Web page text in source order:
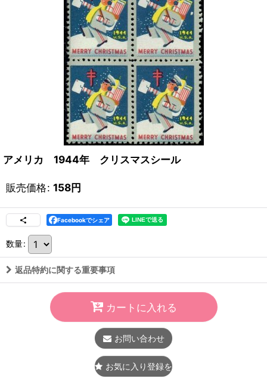
アメリカ 1944年 クリスマスシール
販売価格: 158円
Facebookでシェア
数量:
返品特約に関する重要事項
カートに入れる
お問い合わせ
お気に入り登録をする